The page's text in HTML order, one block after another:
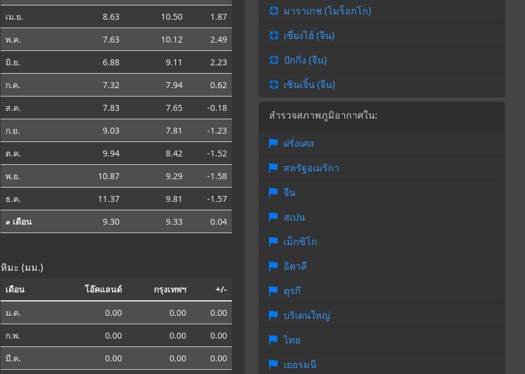
เม.ย.
8.63 10.50
1.87
พ.ค.
7.63 10.12
2.49
มิ.ย.
6.88 9.11
2.23
ก.ค.
7.32 7.94
0.62
ส.ค.
7.83 7.65
-0.18
ก.ย.
9.03 7.81
-1.23
ต.ค.
9.94 8.42
-1.52
พ.ย.
10.87 9.29
-1.58
ธ.ค.
11.37 9.81
-1.57
⌀ เดือน
9.30 9.33 0.04
หิมะ (มม.)
เดือน โอ๊คแลนด์ กรุงเทพฯ +/-
ม.ค. 0.00 0.00
0.00
ก.พ.
0.00 0.00
0.00
มี.ค.
0.00 0.00
0.00
มาราเกช (โมร็อกโก)
เซี่ยงไฮ้ (จีน)
ปักกิ่ง (จีน)
เซินเจิ้น (จีน)
สำรวจสภาพภูมิอากาศใน:
ฝรั่งเศส
สหรัฐอเมริกา
จีน
สเปน
เม็กซิโก
อิตาลี
ตุรกี
บริเตนใหญ่
ไทย
เยอรมนี